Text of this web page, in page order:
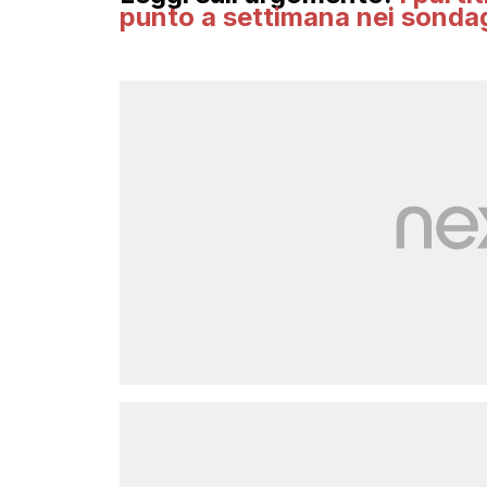
punto a settimana nei